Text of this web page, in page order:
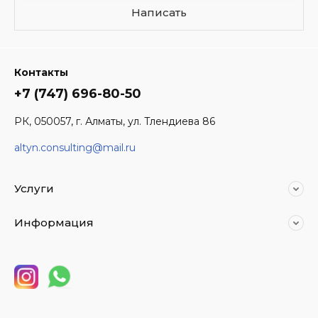
Написать
Контакты
+7 (747) 696-80-50
РК, 050057, г. Алматы, ул. Тлендиева 86
altyn.consulting@mail.ru
Услуги
Информация